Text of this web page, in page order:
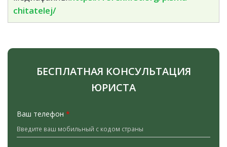
chitatelej/
БЕСПЛАТНАЯ КОНСУЛЬТАЦИЯ
ЮРИСТА
Ваш телефон *